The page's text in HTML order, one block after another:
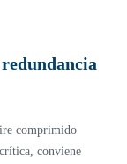
comprimido
conviene